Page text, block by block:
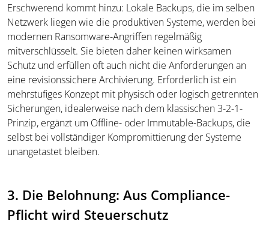
Erschwerend kommt hinzu: Lokale Backups, die im selben
Netzwerk liegen wie die produktiven Systeme, werden bei
modernen Ransomware-Angriffen regelmäßig
mitverschlüsselt. Sie bieten daher keinen wirksamen
Schutz und erfüllen oft auch nicht die Anforderungen an
eine revisionssichere Archivierung. Erforderlich ist ein
mehrstufiges Konzept mit physisch oder logisch getrennten
Sicherungen, idealerweise nach dem klassischen 3-2-1-
Prinzip, ergänzt um Offline- oder Immutable-Backups, die
selbst bei vollständiger Kompromittierung der Systeme
unangetastet bleiben.
3. Die Belohnung: Aus Compliance-
Pflicht wird Steuerschutz